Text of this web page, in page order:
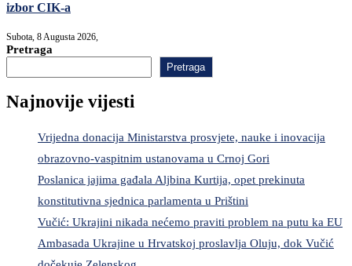
izbor CIK-a
Subota, 8 Augusta 2026,
Pretraga
Pretraga
Najnovije vijesti
Vrijedna donacija Ministarstva prosvjete, nauke i inovacija
obrazovno-vaspitnim ustanovama u Crnoj Gori
Poslanica jajima gađala Aljbina Kurtija, opet prekinuta
konstitutivna sjednica parlamenta u Prištini
Vučić: Ukrajini nikada nećemo praviti problem na putu ka EU
Ambasada Ukrajine u Hrvatskoj proslavlja Oluju, dok Vučić